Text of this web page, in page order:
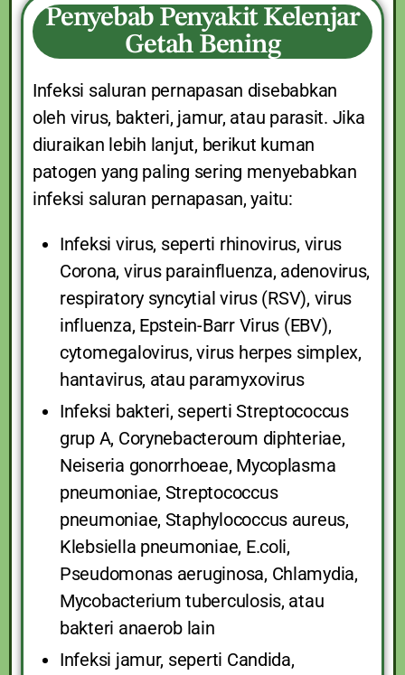
Penyebab Penyakit Kelenjar
Getah Bening
Infeksi saluran pernapasan disebabkan
oleh virus, bakteri, jamur, atau parasit. Jika
diuraikan lebih lanjut, berikut kuman
patogen yang paling sering menyebabkan
infeksi saluran pernapasan, yaitu:
Infeksi virus, seperti rhinovirus, virus
Corona, virus parainfluenza, adenovirus,
respiratory syncytial virus (RSV), virus
influenza, Epstein-Barr Virus (EBV),
cytomegalovirus, virus herpes simplex,
hantavirus, atau paramyxovirus
Infeksi bakteri, seperti Streptococcus
grup A, Corynebacteroum diphteriae,
Neiseria gonorrhoeae, Mycoplasma
pneumoniae, Streptococcus
pneumoniae, Staphylococcus aureus,
Klebsiella pneumoniae, E.coli,
Pseudomonas aeruginosa, Chlamydia,
Mycobacterium tuberculosis, atau
bakteri anaerob lain
Infeksi jamur, seperti Candida,